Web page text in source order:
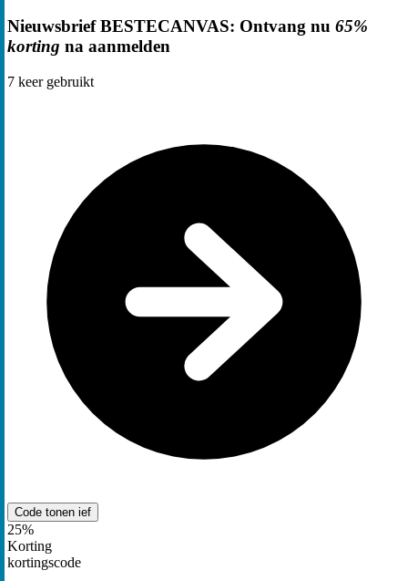
Nieuwsbrief BESTECANVAS: Ontvang nu 65%
korting na aanmelden
7 keer gebruikt
Code tonen ief
25%
Korting
kortingscode